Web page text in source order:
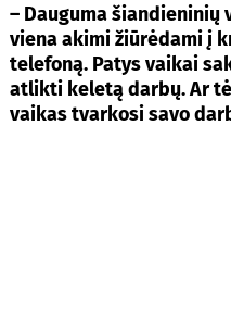
– Dauguma šiandieninių
viena akimi žiūrėdami į
telefoną. Patys vaikai
atlikti keletą darbų. Ar
vaikas tvarkosi savo